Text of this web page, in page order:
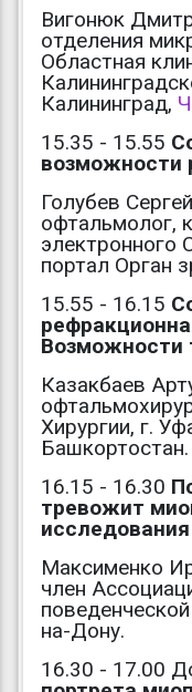
Вигонюк
отделения
Областная
Калининград,
15.35 - 15.55
возможности
Голубев
офтальмолог,
электронного
портал Орган
15.55 - 16.15
Возможности
Казакбаев
Хирургии, г.
Башкортостан.
16.15 - 16.30
тревожит
Максименко
член
на-Дону.
16.30 - 17.00